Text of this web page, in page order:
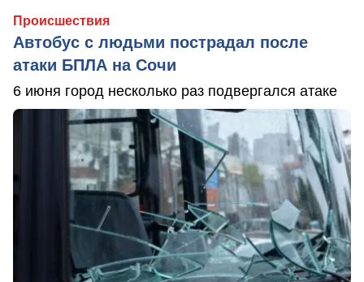
Происшествия
Автобус с людьми пострадал после
атаки БПЛА на Сочи
6 июня город несколько раз подвергался атаке